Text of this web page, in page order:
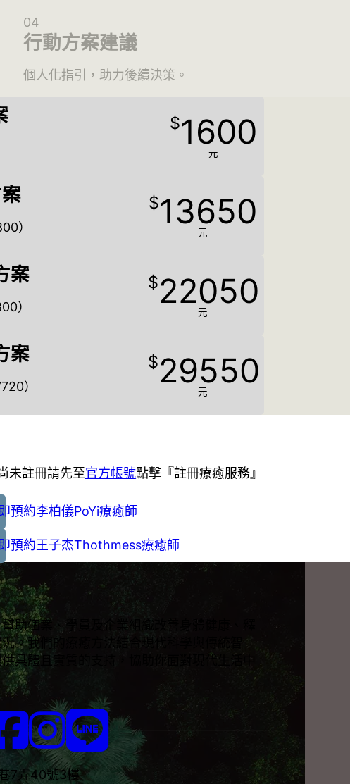
行動方案建議
個人化指引，助力後續決策。
$1600
元
）
$13650
元
案
）
$22050
元
案
）
$29550
元
未註冊請先至官方帳號點擊『註冊療癒服務』
預約李柏儀PoYi療癒師
預約王子杰Thothmess療癒師
助個案、學員及企業組織改善身體健康、釋
。我們的療癒方法結合現代科學與傳統智
具體且實質的支持，協助你面對現代生活中
Follow us on Facebook
Follow us on Instagram
Follow us on LINE
7弄40號3樓